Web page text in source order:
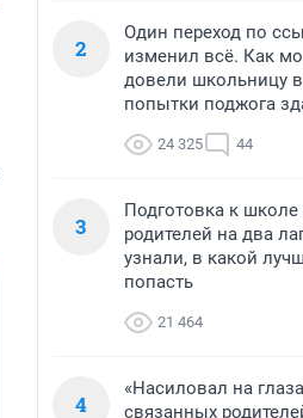
2
Один переход по
изменил всё. Как
довели школьницу
попытки поджога
24 325 44
3
Подготовка к школе
родителей на два
узнали, в какой
попасть
21 464
4
«Насиловал на
связанных